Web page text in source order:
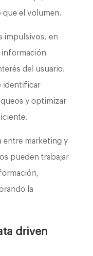
el volumen.
impulsivos, en
información
del usuario.
identificar
y optimizar
entre marketing y
pueden trabajar
la
driven